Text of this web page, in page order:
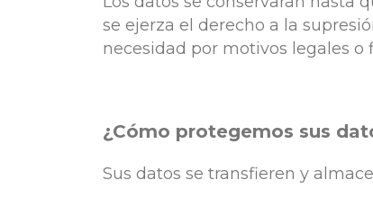
se ejerza el derecho a la
necesidad por motivos legales o
¿Cómo protegemos sus
Sus datos se transfieren y